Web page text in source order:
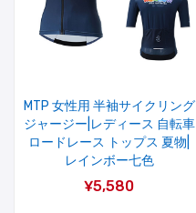
MTP 女性用 半袖サイクリング
ジャージー|レディース 自転車
ロードレース トップス 夏物|
レインボー七色
¥5,580